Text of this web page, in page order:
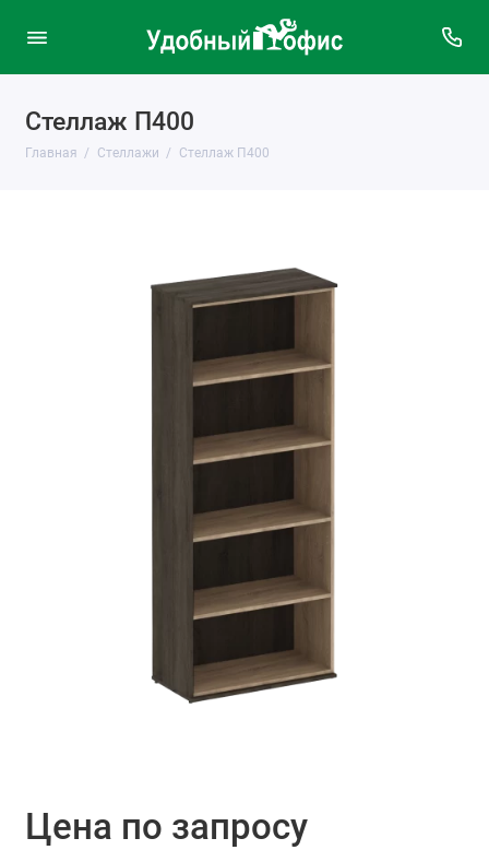
Стеллаж П400
Главная Стеллажи Стеллаж П400
Цена по запросу